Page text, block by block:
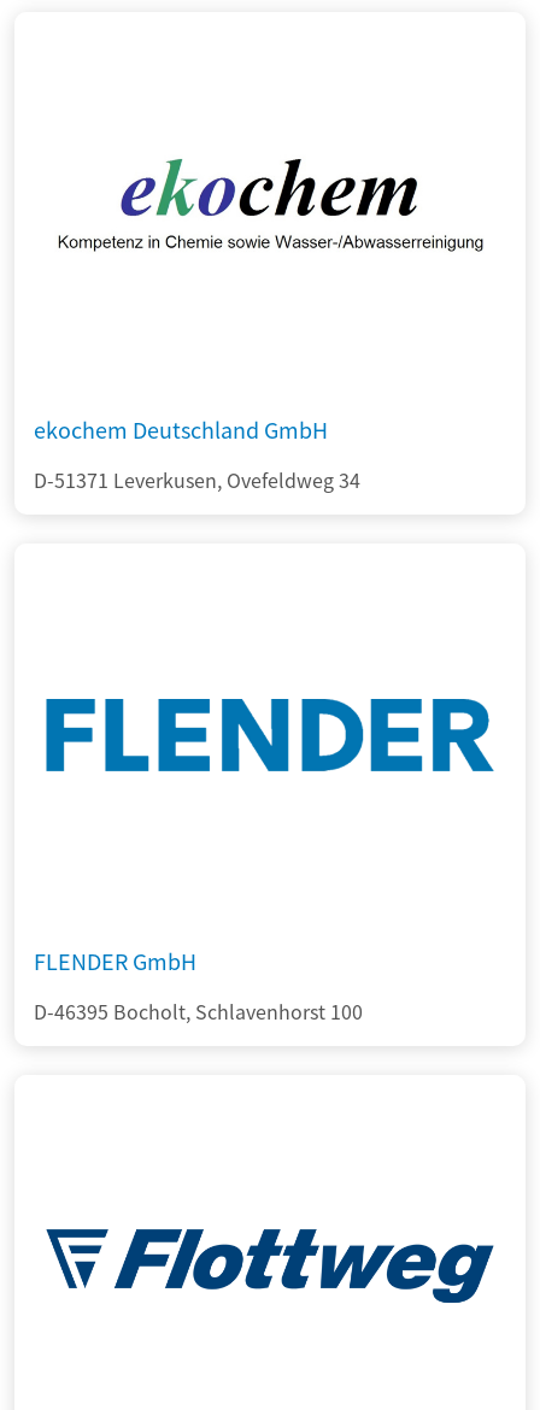
ekochem Deutschland GmbH
D-51371 Leverkusen, Ovefeldweg 34
FLENDER GmbH
D-46395 Bocholt, Schlavenhorst 100